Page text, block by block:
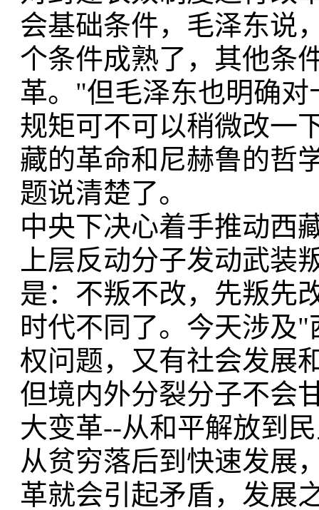
会基础条件，毛泽东说
个条件成熟了，其他条
革。"但毛泽东也明确
规矩可不可以稍微改一
藏的革命和尼赫鲁的哲
题说清楚了。
中央下决心着手推动西
上层反动分子发动武装
是：不叛不改，先叛先
时代不同了。今天涉及
权问题，又有社会发展
但境内外分裂分子不会
大变革--从和平解放到
从贫穷落后到快速发展
革就会引起矛盾，发展